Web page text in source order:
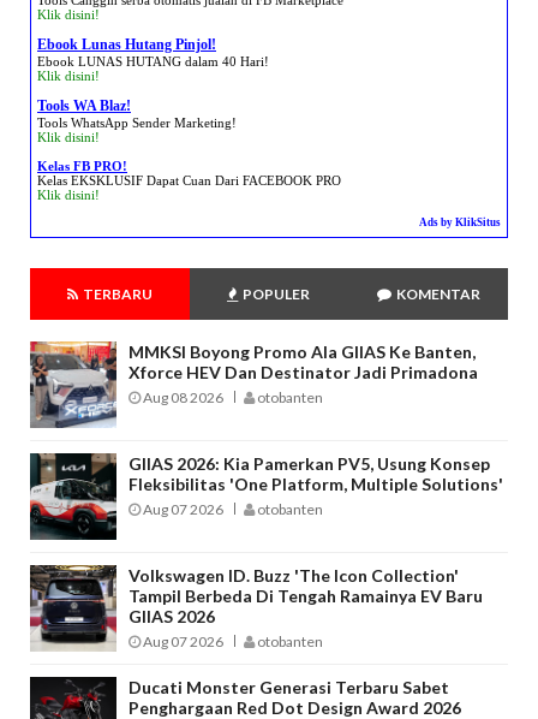
Klik disini!
Ebook Lunas Hutang Pinjol!
Ebook LUNAS HUTANG dalam 40 Hari!
Klik disini!
Tools WA Blaz!
Tools WhatsApp Sender Marketing!
Klik disini!
Kelas FB PRO!
Kelas EKSKLUSIF Dapat Cuan Dari FACEBOOK PRO
Klik disini!
Ads by KlikSitus
TERBARU POPULER KOMENTAR
MMKSI Boyong Promo Ala GIIAS Ke Banten,
Xforce HEV Dan Destinator Jadi Primadona
Aug 08 2026 otobanten
GIIAS 2026: Kia Pamerkan PV5, Usung Konsep
Fleksibilitas 'One Platform, Multiple Solutions'
Aug 07 2026 otobanten
Volkswagen ID. Buzz 'The Icon Collection'
Tampil Berbeda Di Tengah Ramainya EV Baru
GIIAS 2026
Aug 07 2026 otobanten
Ducati Monster Generasi Terbaru Sabet
Penghargaan Red Dot Design Award 2026